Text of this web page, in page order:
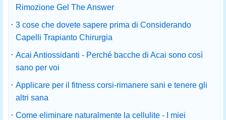
Rimozione Gel The Answer
· 3 cose che dovete sapere prima di Considerando
Capelli Trapianto Chirurgia
· Acai Antiossidanti - Perché bacche di Acai sono così
sano per voi
· Applicare per il fitness corsi-rimanere sani e tenere gli
altri sana
· Come eliminare naturalmente la cellulite - I miei